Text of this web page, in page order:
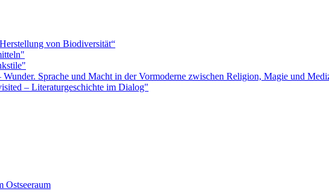
von Biodiversität“
Sprache und Macht in der Vormoderne zwischen Religion, Magie und
– Literaturgeschichte im Dialog"
Ostseeraum